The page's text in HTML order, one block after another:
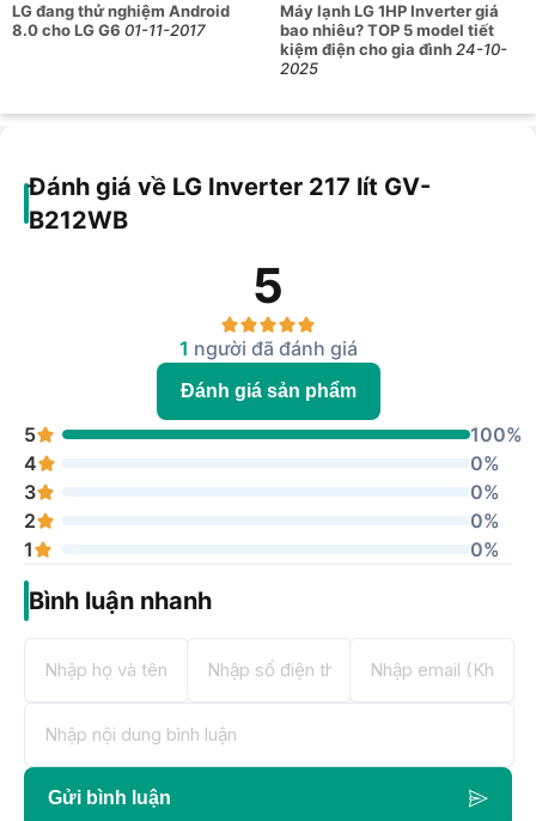
LG đang thử nghiệm Android
8.0 cho LG G6 01-11-2017
Máy lạnh LG 1HP Inverter giá
bao nhiêu? TOP 5 model tiết
kiệm điện cho gia đình24-10-
2025
Đánh giá về LG Inverter 217 lít GV-
B212WB
5
1 người đã đánh giá
Đánh giá sản phẩm
5
100%
4
0%
3
0%
2
0%
1
0%
Bình luận nhanh
Gửi bình luận